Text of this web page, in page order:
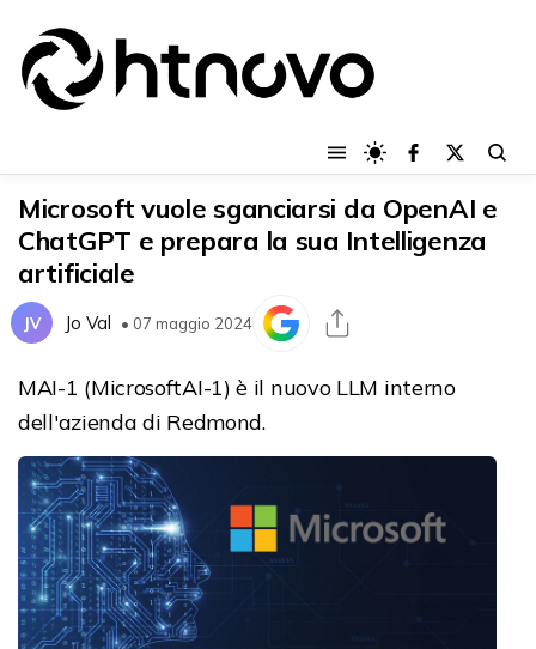
Microsoft vuole sganciarsi da OpenAI e
ChatGPT e prepara la sua Intelligenza
artificiale
JV Jo Val • 07 maggio 2024
MAI-1 (MicrosoftAI-1) è il nuovo LLM interno
dell'azienda di Redmond.